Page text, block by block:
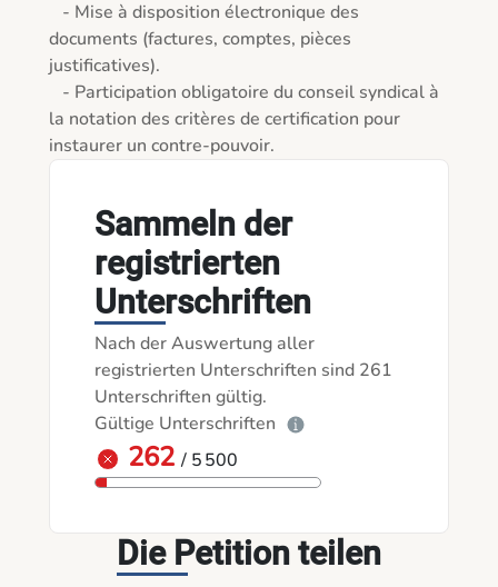
documents (factures, comptes, pièces
justificatives).
la notation des critères de certification pour
instaurer un contre-pouvoir.
Sammeln der
registrierten
Unterschriften
Nach der Auswertung aller
registrierten Unterschriften sind 261
Unterschriften gültig.
Gültige Unterschriften
262 / 5 500
Die Petition teilen